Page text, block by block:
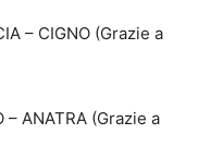
– CIGNO (Grazie a
– ANATRA (Grazie a